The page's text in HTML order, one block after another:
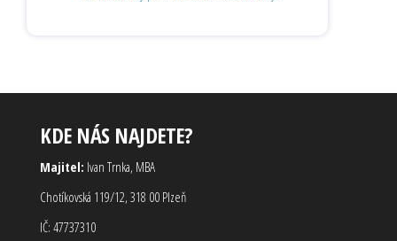
KDE NÁS NAJDETE?
Majitel: Ivan Trnka, MBA
Chotíkovská 119/12, 318 00 Plzeň
IČ: 47737310